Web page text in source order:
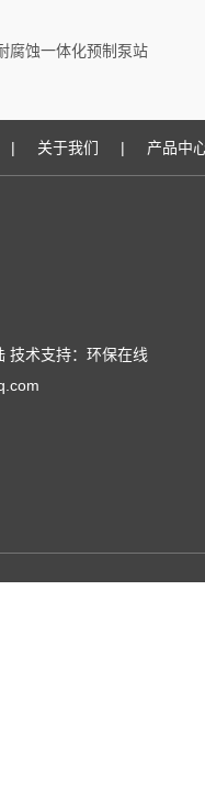
腐蚀一体化预制泵站
| 关于我们 | 产品中
技术支持： 环保在线